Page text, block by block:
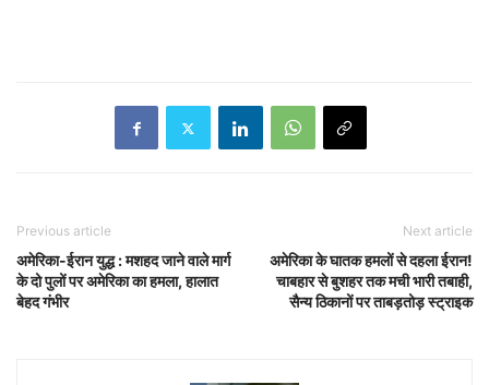
Previous article
अमेरिका-ईरान युद्ध : मशहद जाने वाले मार्ग
के दो पुलों पर अमेरिका का हमला, हालात
बेहद गंभीर
Next article
अमेरिका के घातक हमलों से दहला ईरान!
चाबहार से बुशहर तक मची भारी तबाही,
सैन्य ठिकानों पर ताबड़तोड़ स्ट्राइक